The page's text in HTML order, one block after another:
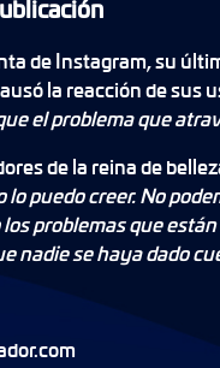
de Instagram, su
la reacción de sus
el problema que
de la reina de
lo puedo creer. No
problemas que
nadie se haya dado